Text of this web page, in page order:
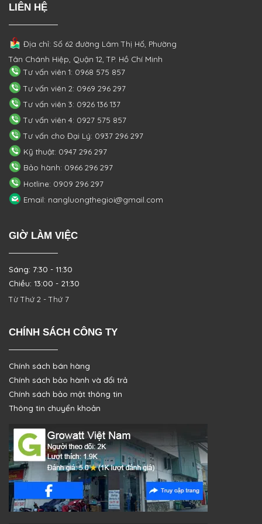
LIÊN HỆ
Địa chỉ: Số 62 đường Lâm Thị Hố, Phường
Tân Chánh Hiệp, Quận 12, TP. Hồ Chí Minh
Tư vấn viên 1: 0968 575 857
Tư vấn viên 2: 0969 296 297
Tư vấn viên 3: 0926 136 137
Tư vấn viên 4: 0927 575 857
Tư vấn cho Đại Lý: 0937 296 297
Kỹ thuật: 0947 296 297
Bảo hành: 0966 296 297
Hotline: 0909 296 297
Email: nangluongthegioi@gmail.com
GIỜ LÀM VIỆC
Sáng: 7:30 - 11:30
Chiều: 13:00 - 21:30
Từ Thứ 2 - Thứ 7
CHÍNH SÁCH CÔNG TY
Chính sách bán hàng
Chính sách bảo hành và đổi trả
Chính sách bảo mật thông tin
Thông tin chuyển khoản